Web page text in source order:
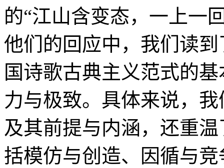
的“江山含变态，一上一
他们的回应中，我们读
国诗歌古典主义范式的
力与极致。具体来说，
及其前提与内涵，还重
括模仿与创造、因循与